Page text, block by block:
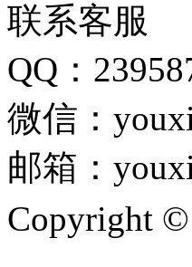
联系客服
QQ：
微信：
邮箱：
Copyright